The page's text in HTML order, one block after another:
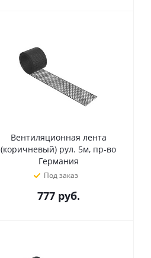
Вентиляционная лента
(коричневый) рул. 5м, пр-во
Германия
Под заказ
777руб.